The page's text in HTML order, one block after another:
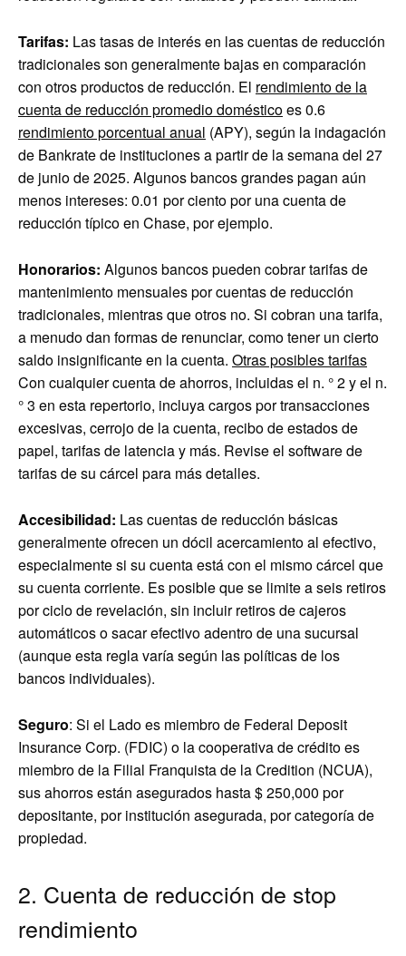
Tarifas: Las tasas de interés en las cuentas de reducción
tradicionales son generalmente bajas en comparación
con otros productos de reducción. El rendimiento de la
cuenta de reducción promedio domésticoes 0.6
rendimiento porcentual anual (APY), según la indagación
de Bankrate de instituciones a partir de la semana del 27
de junio de 2025. Algunos bancos grandes pagan aún
menos intereses: 0.01 por ciento por una cuenta de
reducción típico en Chase, por ejemplo.
Honorarios: Algunos bancos pueden cobrar tarifas de
mantenimiento mensuales por cuentas de reducción
tradicionales, mientras que otros no. Si cobran una tarifa,
a menudo dan formas de renunciar, como tener un cierto
saldo insignificante en la cuenta. Otras posibles tarifas
Con cualquier cuenta de ahorros, incluidas el n. ° 2 y el n.
° 3 en esta repertorio, incluya cargos por transacciones
excesivas, cerrojo de la cuenta, recibo de estados de
papel, tarifas de latencia y más. Revise el software de
tarifas de su cárcel para más detalles.
Accesibilidad: Las cuentas de reducción básicas
generalmente ofrecen un dócil acercamiento al efectivo,
especialmente si su cuenta está con el mismo cárcel que
su cuenta corriente. Es posible que se limite a seis retiros
por ciclo de revelación, sin incluir retiros de cajeros
automáticos o sacar efectivo adentro de una sucursal
(aunque esta regla varía según las políticas de los
bancos individuales).
Seguro: Si el Lado es miembro de Federal Deposit
Insurance Corp. (FDIC) o la cooperativa de crédito es
miembro de la Filial Franquista de la Credition (NCUA),
sus ahorros están asegurados hasta $ 250,000 por
depositante, por institución asegurada, por categoría de
propiedad.
2. Cuenta de reducción de stop
rendimiento